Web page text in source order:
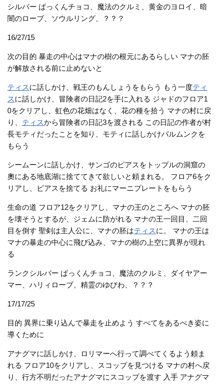
シルバー ぱっくんチョコ、魔法のクルミ、黄金のヨロイ、暗
闇のローブ、ソウルリング、？？？
16/27/15
次の目的 暴走の中心はマナの樹の根元にあるらしい マナの胚
が解放される前に止めないと
ティスに話しかけ、戦王のもんしょうをもらう もう一度ティ
スに話しかけ、冒険者の日記2を手に入れる ジャドのフロア1
0をクリアし、虹色の花畑はなく、花の種を拾う マナの村に戻
り、 ティスから冒険者の日記3を渡される この日記の作者が村
長モティだったことを知り、モティに話しかけバルムンクを
もらう
シームーンに話しかけ、サンゴのピアスをトップルの洞窟の
奧にある地底湖に捨ててきて欲しいと頼まれる。 フロア6をク
リアし、ピアスを捨てる お礼にマーニプレートをもらう
生命の道 フロア12をクリアし、マナの王のところへ マナの胚
を壊そうとするが、ジェムに防がれる マナの王一回目、二回
目を倒す 聖剣は主人公に、マナの胚はティスに。 マナの王は
マナの暴走の中心に飛び込み、マナの樹の上空に異界が現れ
る
ランクシルバー ぱっくんチョコ、魔法のクルミ、ダイヤアー
マー、ハリィローブ、精霊のゆびわ、？？？
17/17/25
目的 異界に乗り込んで暴走を止めよう すべてをあるべき姿に
導くために
アナグマに話しかけ、ロリマーへ行って調べてくるよう頼ま
れる フロア10をクリアし、スコップを見つける マナの村へ戻
り、行方不明だったアナグマにスコップを渡す 入手 アナグマ